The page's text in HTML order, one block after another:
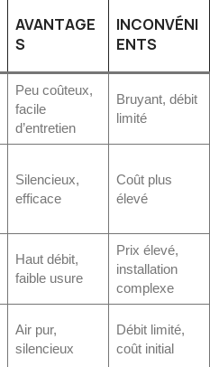
AVANTAGE
S
INCONVÉNI
ENTS
Peu coûteux,
facile
d’entretien
Bruyant, débit
limité
Silencieux,
efficace
Coût plus
élevé
Haut débit,
faible usure
Prix élevé,
installation
complexe
Air pur,
silencieux
Débit limité,
coût initial